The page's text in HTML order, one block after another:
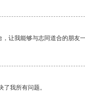
让我能够与志同道合的朋友一
我所有问题。